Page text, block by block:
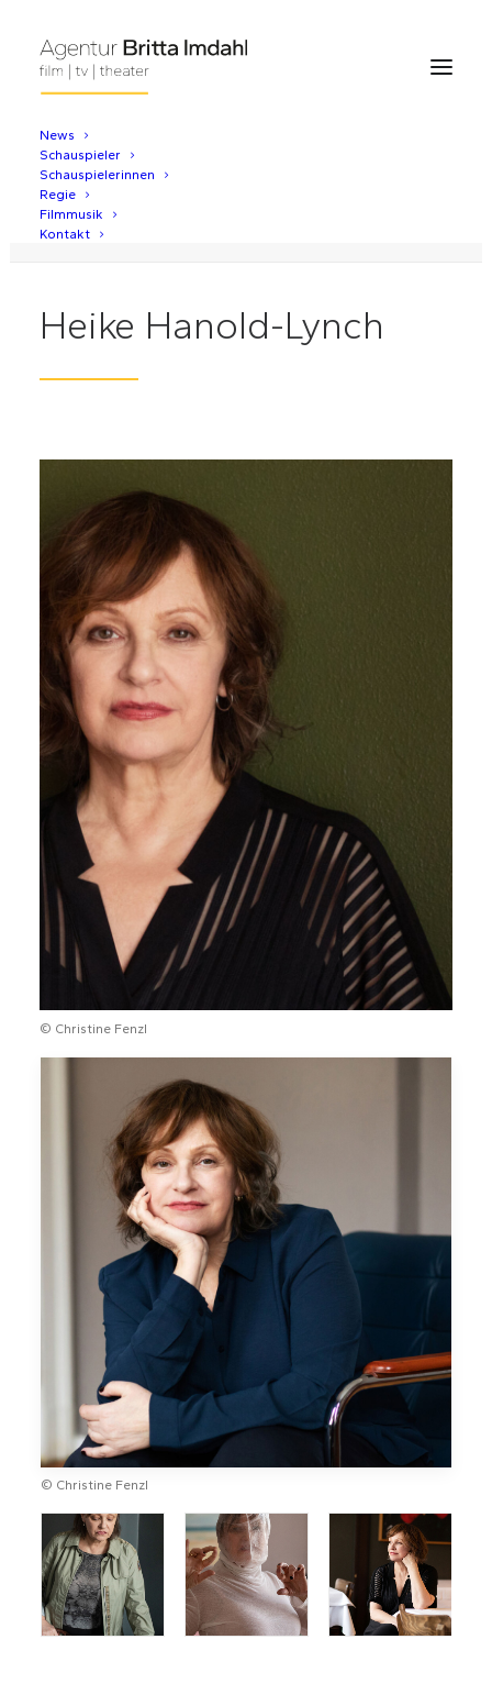
News
Schauspieler
Schauspielerinnen
Regie
Filmmusik
Kontakt
Heike Hanold-Lynch
Heike Hanold-Lynch
© Christine Fenzl
© Christine Fenzl